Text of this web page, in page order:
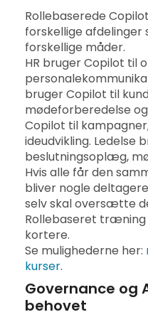
Rollebaserede
forskellige afdelinger
forskellige måder.
HR bruger Copilot til
bruger Copilot til
mødeforberedelse
Copilot til
ideudvikling. Ledelse
beslutningsoplæg,
Hvis alle får den
bliver nogle
selv skal oversætte
Rollebaseret
kortere.
Se mulighederne her:
kurser.
Governance og
behovet